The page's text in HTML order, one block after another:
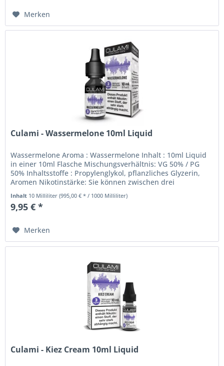
Merken
Culami - Wassermelone 10ml Liquid
Wassermelone Aroma : Wassermelone Inhalt : 10ml Liquid
in einer 10ml Flasche Mischungsverhältnis: VG 50% / PG
50% Inhaltsstoffe : Propylenglykol, pflanzliches Glyzerin,
Aromen Nikotinstärke: Sie können zwischen drei
Nikotinstärken...
Inhalt 10 Milliliter(995,00 € * / 1000 Milliliter)
9,95 € *
Merken
Culami - Kiez Cream 10ml Liquid